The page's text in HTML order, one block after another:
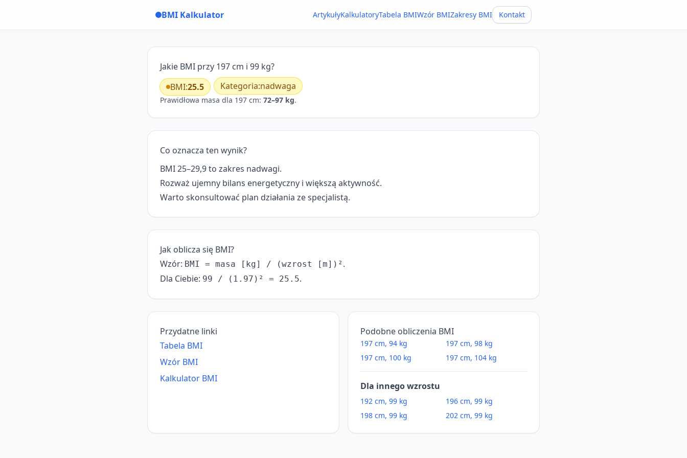
BMI Kalkulator ArtykułyKalkulatoryTabela BMIWzór BMIZakresy BMI Kontakt
Jakie BMI przy 197 cm i 99 kg?
BMI:25.5 Kategoria:nadwaga
Prawidłowa masa dla 197 cm: 72–97 kg.
Co oznacza ten wynik?
BMI 25–29,9 to zakres nadwagi.
Rozważ ujemny bilans energetyczny i większą aktywność.
Warto skonsultować plan działania ze specjalistą.
Jak oblicza się BMI?
Wzór: BMI = masa [kg] / (wzrost [m])² .
Dla Ciebie: 99 / (1.97)² = 25.5.
Przydatne linki
Tabela BMI
Wzór BMI
Kalkulator BMI
Podobne obliczenia BMI
197 cm, 94 kg
197 cm, 98 kg
197 cm, 100 kg
197 cm, 104 kg
Dla innego wzrostu
192 cm, 99 kg
196 cm, 99 kg
198 cm, 99 kg
202 cm, 99 kg